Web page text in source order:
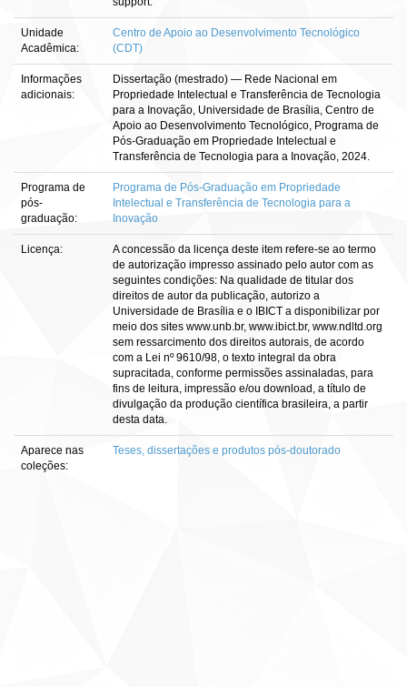
Unidade
Acadêmica:
Centro de Apoio ao Desenvolvimento Tecnológico
(CDT)
Informações
adicionais:
Dissertação (mestrado) — Rede Nacional em
Propriedade Intelectual e Transferência de Tecnologia
para a Inovação, Universidade de Brasília, Centro de
Apoio ao Desenvolvimento Tecnológico, Programa de
Pós-Graduação em Propriedade Intelectual e
Transferência de Tecnologia para a Inovação, 2024.
Programa de
pós-
graduação:
Programa de Pós-Graduação em Propriedade
Intelectual e Transferência de Tecnologia para a
Inovação
Licença:
A concessão da licença deste item refere-se ao termo
de autorização impresso assinado pelo autor com as
seguintes condições: Na qualidade de titular dos
direitos de autor da publicação, autorizo a
Universidade de Brasília e o IBICT a disponibilizar por
meio dos sites www.unb.br, www.ibict.br, www.ndltd.org
sem ressarcimento dos direitos autorais, de acordo
com a Lei nº 9610/98, o texto integral da obra
supracitada, conforme permissões assinaladas, para
fins de leitura, impressão e/ou download, a título de
divulgação da produção científica brasileira, a partir
desta data.
Aparece nas
coleções:
Teses, dissertações e produtos pós-doutorado